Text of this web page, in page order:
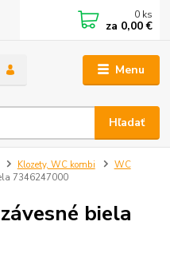
Menu
Hľadať
0 ks
za 0,00 €
Klozety, WC kombi
WC
7346247000
biela